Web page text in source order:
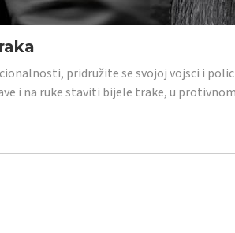
pridružite se svojoj vojsci i
i na ruke staviti bijele trake, u